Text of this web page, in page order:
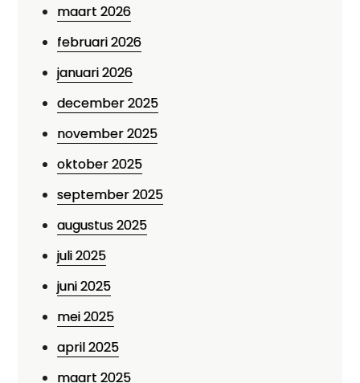
maart 2026
februari 2026
januari 2026
december 2025
november 2025
oktober 2025
september 2025
augustus 2025
juli 2025
juni 2025
mei 2025
april 2025
maart 2025